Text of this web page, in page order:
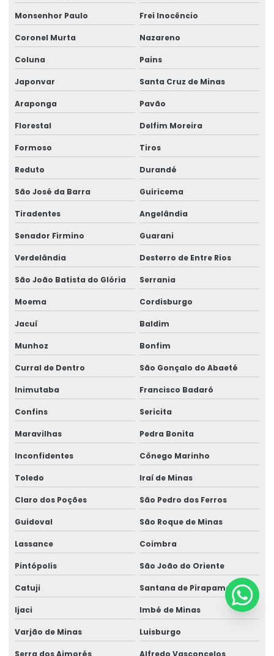
Monsenhor Paulo Frei Inocêncio
Coronel Murta Nazareno
Coluna Pains
Japonvar Santa Cruz de Minas
Araponga Pavão
Florestal Delfim Moreira
Formoso Tiros
Reduto Durandé
São José da Barra Guiricema
Tiradentes Angelândia
Senador Firmino Guarani
Verdelândia Desterro de Entre Rios
São João Batista do Glória Serrania
Moema Cordisburgo
Jacuí Baldim
Munhoz Bonfim
Curral de Dentro São Gonçalo do Abaeté
Inimutaba Francisco Badaró
Confins Sericita
Maravilhas Pedra Bonita
Inconfidentes Cônego Marinho
Toledo Iraí de Minas
Claro dos Poções São Pedro dos Ferros
Guidoval São Roque de Minas
Lassance Coimbra
Pintópolis São João do Oriente
Catuji Santana de Pirapama
Ijaci Imbé de Minas
Varjão de Minas Luisburgo
Serra dos Aimorés Alfredo Vasconcelos